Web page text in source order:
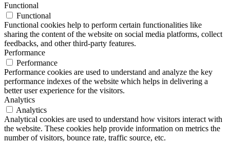
Functional
Functional
Functional cookies help to perform certain functionalities like
sharing the content of the website on social media platforms, collect
feedbacks, and other third-party features.
Performance
Performance
Performance cookies are used to understand and analyze the key
performance indexes of the website which helps in delivering a
better user experience for the visitors.
Analytics
Analytics
Analytical cookies are used to understand how visitors interact with
the website. These cookies help provide information on metrics the
number of visitors, bounce rate, traffic source, etc.